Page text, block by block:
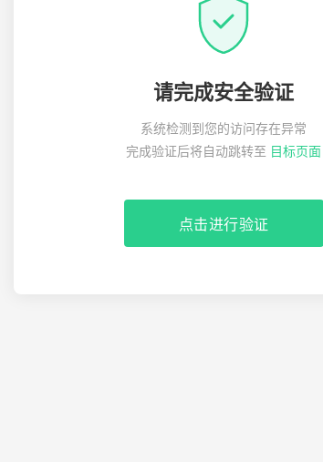
请完成安全验证
系统检测到您的访问存在异常
完成验证后将自动跳转至 目标页面
点击进行验证